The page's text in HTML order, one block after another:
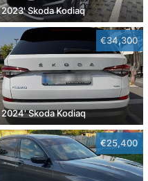
2023' Skoda Kodiaq
€34,300
2024' Skoda Kodiaq
€25,400